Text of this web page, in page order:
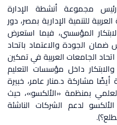
مجموعة أنشطة الإدارة
للتنمية الإدارية بمصر، دور
المؤسسي، فيما استعرض
الجودة والاعتماد باتحاد
اتحاد الجامعات العربية في تمكين
داخل مؤسسات التعليم
مشاركة د.منار عامر، خبيرة
بمنظمة «الألكسو»، حيث
لدعم الشركات الناشئة